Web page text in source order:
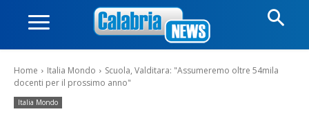
Home Italia Mondo
Scuola, Valditara: "Assumeremo oltre 54mila
docenti per il prossimo anno"
Italia Mondo